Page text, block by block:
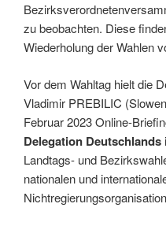
zu beobachten. Diese
Wiederholung der Wahlen
Vor dem Wahltag hielt die
Vladimir PREBILIC
Februar 2023 Online-
Delegation Deutschlands
Landtags- und
nationalen und